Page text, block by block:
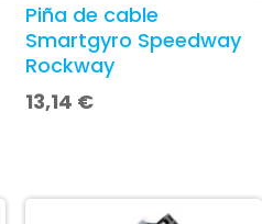
Piña de cable
Smartgyro Speedway
Rockway
13,14 €